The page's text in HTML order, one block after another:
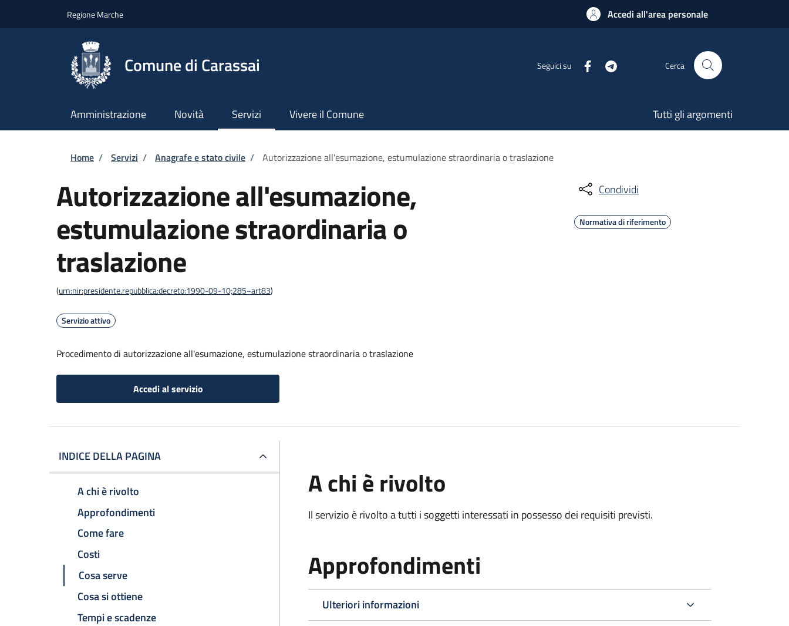
Regione Marche Accedi all'area personale
Comune di Carassai Seguici su Cerca
Amministrazione Novità Servizi Vivere il Comune Tutti gli argomenti
Briciole di pane
Home / Servizi / Anagrafe e stato civile / Autorizzazione all'esumazione, estumulazione straordinaria o traslazione
Autorizzazione all'esumazione,
estumulazione straordinaria o
traslazione
(urn:nir:presidente.repubblica:decreto:1990-09-10;285~art83)
Servizio attivo
Procedimento di autorizzazione all'esumazione, estumulazione straordinaria o traslazione
Accedi al servizio
Condividi
Normativa di riferimento
INDICE DELLA PAGINA
A chi è rivolto
Approfondimenti
Come fare
Costi
Cosa serve
Cosa si ottiene
Tempi e scadenze
A chi è rivolto
Il servizio è rivolto a tutti i soggetti interessati in possesso dei requisiti previsti.
Approfondimenti
Ulteriori informazioni